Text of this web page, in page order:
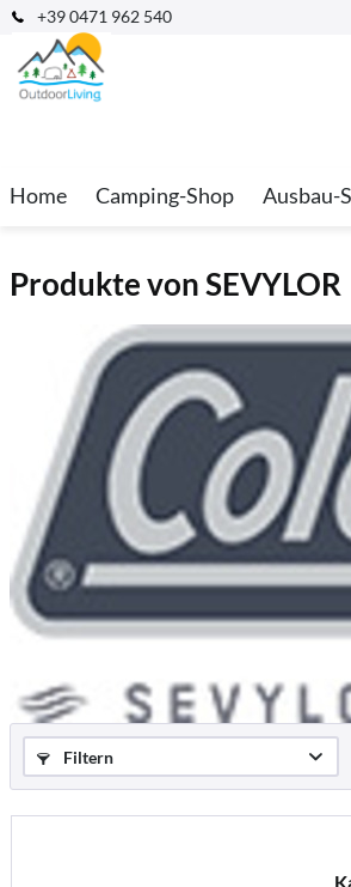
+39 0471 962 540
Home Camping-Shop Ausbau-
Produkte von SEVYLOR
Filtern